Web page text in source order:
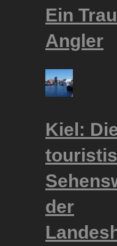
Ein
Angler
Kiel:
der